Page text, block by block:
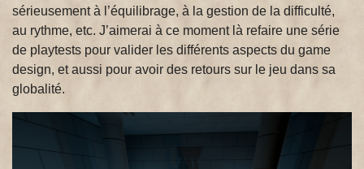
sérieusement à l’équilibrage, à la gestion de la difficulté,
au rythme, etc. J’aimerai à ce moment là refaire une série
de playtests pour valider les différents aspects du game
design, et aussi pour avoir des retours sur le jeu dans sa
globalité.